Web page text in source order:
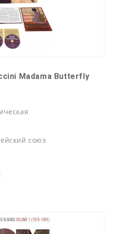
Madama Butterfly
союз